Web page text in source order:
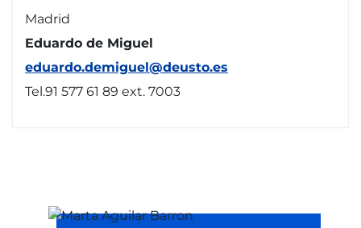
Madrid
Eduardo de Miguel
eduardo.demiguel@deusto.es
Tel.91 577 61 89 ext. 7003